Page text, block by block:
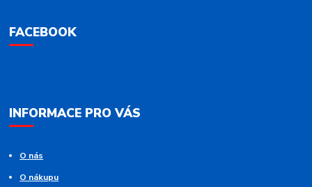
FACEBOOK
INFORMACE PRO VÁS
O nás
O nákupu